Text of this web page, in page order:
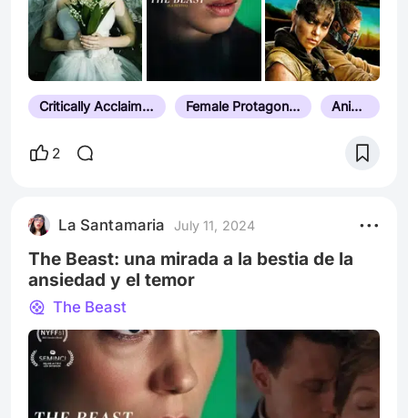
Critically Acclaimed Female Protagonist Anime
2
La Santamaria July 11, 2024
The Beast: una mirada a la bestia de la
ansiedad y el temor
The Beast